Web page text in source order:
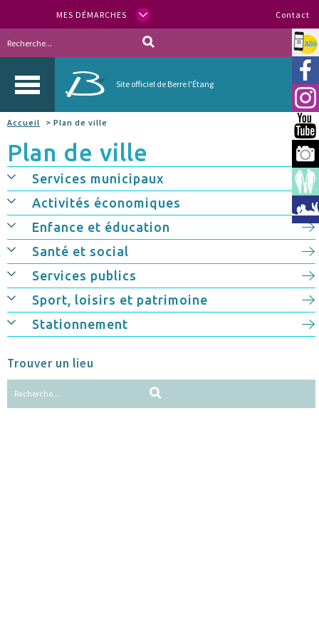
MES DÉMARCHES Contact
Site officiel de Berre l'Étang
Allo
Accueil > Plan de ville
Plan de ville
Services municipaux
Activités économiques
Enfance et éducation
Santé et social
Services publics
Sport, loisirs et patrimoine
Stationnement
Trouver un lieu